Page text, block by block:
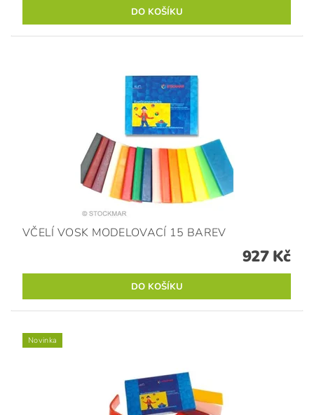
VČELÍ VOSK MODELOVACÍ 15 BAREV
927 Kč
Novinka